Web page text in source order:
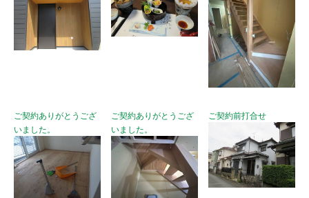
ご契約ありがとうござ
いました。
ご契約ありがとうござ
いました。
ご契約前打合せ